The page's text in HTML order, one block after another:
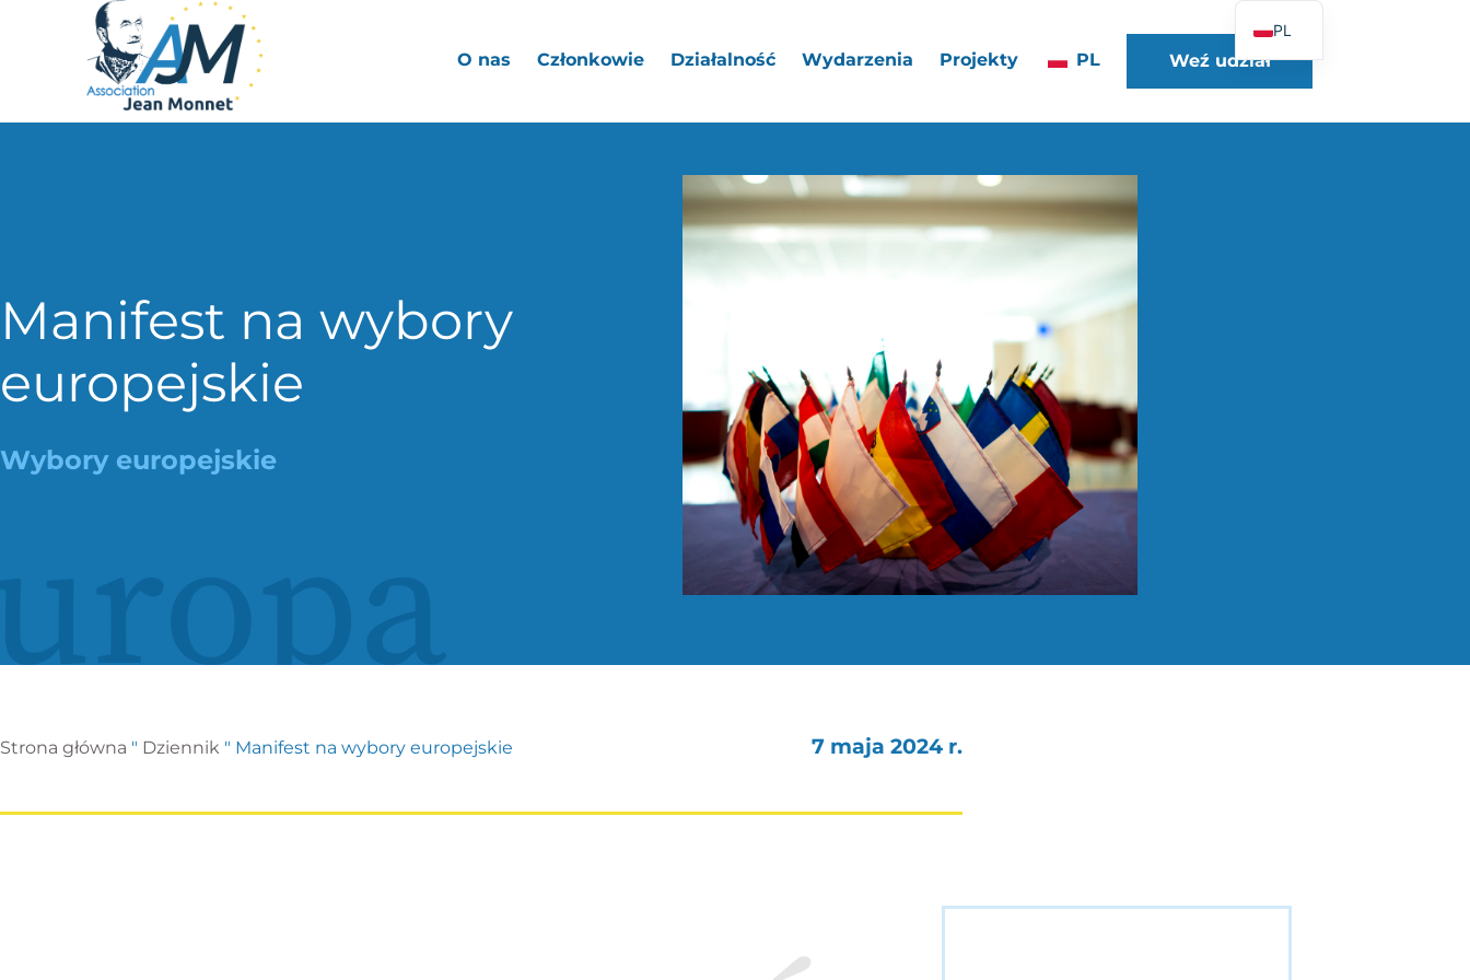
O nas Członkowie Działalność Wydarzenia Projekty PL Weź udział
Manifest na wybory
europejskie
Wybory europejskie
Strona główna " Dziennik " Manifest na wybory europejskie 7 maja 2024 r.
PL
FR